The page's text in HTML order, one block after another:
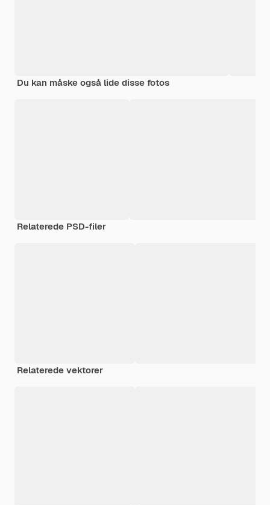
Du kan måske også lide disse fotos
Relaterede PSD-filer
Relaterede vektorer